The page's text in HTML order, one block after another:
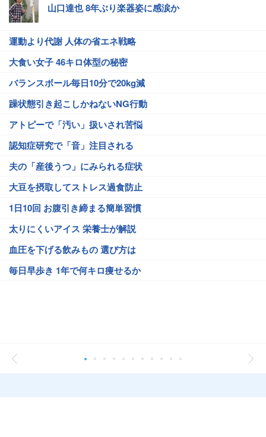
山口達也 8年ぶり楽器姿に感涙か
運動より代謝 人体の省エネ戦略
大食い女子 46キロ体型の秘密
バランスボール毎日10分で20kg減
躁状態引き起こしかねないNG行動
アトピーで「汚い」扱いされ苦悩
認知症研究で「音」注目される
夫の「産後うつ」にみられる症状
大豆を摂取してストレス過食防止
1日10回 お腹引き締まる簡単習慣
太りにくいアイス 栄養士が解説
血圧を下げる飲みもの 選び方は
毎日早歩き 1年で何キロ痩せるか